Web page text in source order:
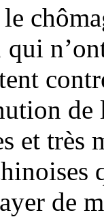
de
et très
de